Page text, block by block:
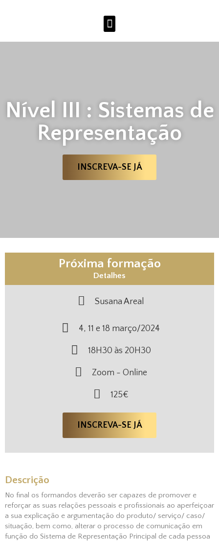
Nível III : Sistemas de
Representação
INSCREVA-SE JÁ
Descrição
No final os formandos deverão ser capazes de promover e
reforçar as suas relações pessoais e profissionais ao aperfeiçoar
a sua explicação e argumentação do produto/ serviço/ caso/
situação, bem como, alterar o processo de comunicação em
função do Sistema de Representação Principal de cada pessoa
Próxima formação
Detalhes
Susana Areal
4, 11 e 18 março/2024
18H30 às 20H30
Zoom - Online
125€
INSCREVA-SE JÁ